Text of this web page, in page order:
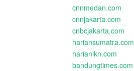
cnnmedan.com
cnnjakarta.com
cnbcjakarta.com
hariansumatra.com
harianikn.com
bandungtimes.com